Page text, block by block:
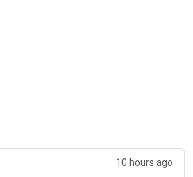
10 hours ago